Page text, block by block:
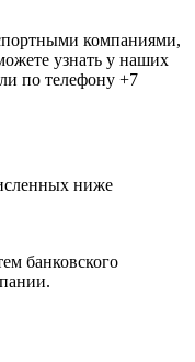
компаниями,
узнать у наших
по телефону +7
ниже
банковского